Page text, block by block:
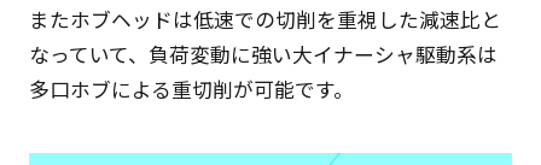
またホブヘッドは低速での切削を重視した減速比と
なっていて、負荷変動に強い大イナーシャ駆動系は
多口ホブによる重切削が可能です。